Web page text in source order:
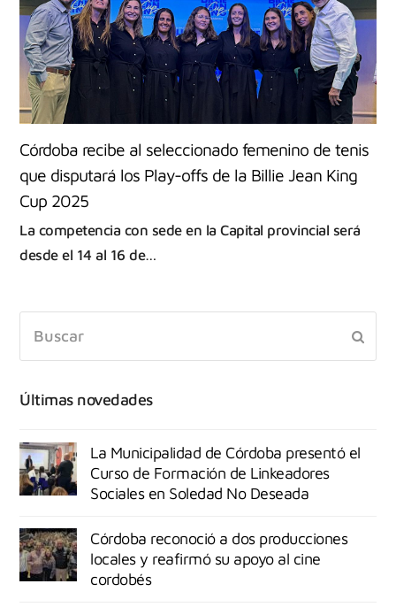
Córdoba recibe al seleccionado femenino de tenis
que disputará los Play-offs de la Billie Jean King
Cup 2025
La competencia con sede en la Capital provincial será
desde el 14 al 16 de…
Últimas novedades
La Municipalidad de Córdoba presentó el
Curso de Formación de Linkeadores
Sociales en Soledad No Deseada
Córdoba reconoció a dos producciones
locales y reafirmó su apoyo al cine
cordobés